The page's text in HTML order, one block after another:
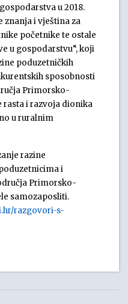
u 2018.
znanja i vještina za
početnike te ostale
u gospodarstvu“, koji
poduzetničkih
sposobnosti
Primorsko-
rasta i razvoja dionika
u ruralnim
razine
i
Primorsko-
samozaposliti.
razgovori-s-